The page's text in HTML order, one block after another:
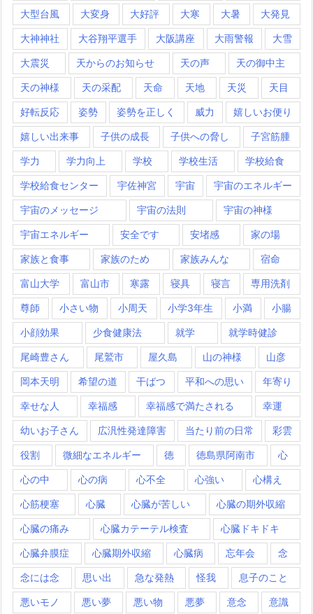
大型台風 大変身 大好評 大寒 大暑 大発見
大神神社 大谷翔平選手 大阪講座 大雨警報 大雪
大震災 天からのお知らせ 天の声 天の御中主
天の神様 天の采配 天命 天地 天災 天目
好転反応 姿勢 姿勢を正しく 威力 嬉しいお便り
嬉しい出来事 子供の成長 子供への脅し 子宮筋腫
学力 学力向上 学校 学校生活 学校給食
学校給食センター 宇佐神宮 宇宙 宇宙のエネルギー
宇宙のメッセージ 宇宙の法則 宇宙の神様
宇宙エネルギー 安全です 安堵感 家の場
家族と食事 家族のため 家族みんな 宿命
富山大学 富山市 寒露 寝具 寝言 専用洗剤
尊師 小さい物 小周天 小学3年生 小満 小腸
小顔効果 少食健康法 就学 就学時健診
尾崎豊さん 尾鷲市 屋久島 山の神様 山彦
岡本天明 希望の道 干ばつ 平和への思い 年寄り
幸せな人 幸福感 幸福感で満たされる 幸運
幼いお子さん 広汎性発達障害 当たり前の日常 彩雲
役割 微細なエネルギー 徳 徳島県阿南市 心
心の中 心の病 心不全 心強い 心構え
心筋梗塞 心臓 心臓が苦しい 心臓の期外収縮
心臓の痛み 心臓カテーテル検査 心臓ドキドキ
心臓弁膜症 心臓期外収縮 心臓病 忘年会 念
念には念 思い出 急な発熱 怪我 息子のこと
悪いモノ 悪い夢 悪い物 悪夢 意念 意識